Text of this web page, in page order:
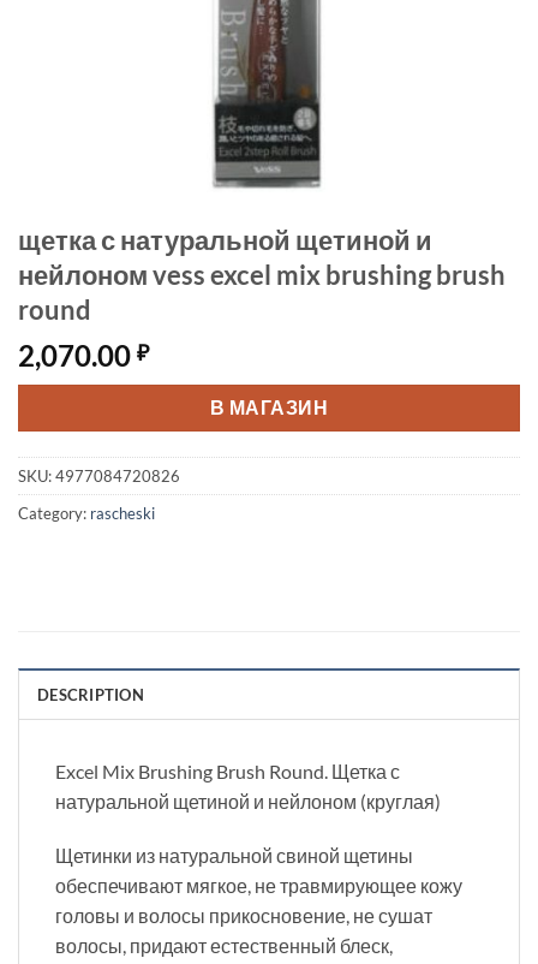
щетка с натуральной щетиной и
нейлоном vess excel mix brushing brush
round
2,070.00 ₽
В МАГАЗИН
SKU:4977084720826
Category: rascheski
DESCRIPTION
Excel Mix Brushing Brush Round. Щетка с
натуральной щетиной и нейлоном (круглая)
Щетинки из натуральной свиной щетины
обеспечивают мягкое, не травмирующее кожу
головы и волосы прикосновение, не сушат
волосы, придают естественный блеск,